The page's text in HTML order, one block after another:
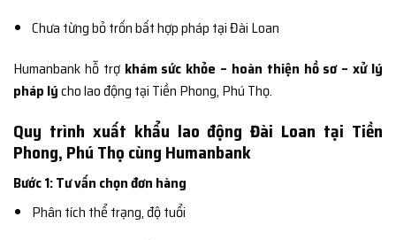
Chưa từng bỏ trốn bất hợp pháp tại Đài Loan
Humanbank hỗ trợ khám sức khỏe – hoàn thiện hồ sơ – xử lý
pháp lýcho lao động tại Tiền Phong, Phú Thọ.
Quy trình xuất khẩu lao động Đài Loan tại Tiền
Phong, Phú Thọ cùng Humanbank
Bước 1: Tư vấn chọn đơn hàng
Phân tích thể trạng, độ tuổi